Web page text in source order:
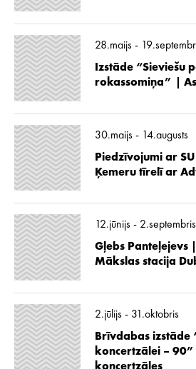
28.maijs -
Izstāde “Sieviešu
rokassomiņa” |
30.maijs - 14.augusts
Piedzīvojumi ar
Ķemeru tīrelī ar
12.jūnijs - 2.septembris
Gļebs Panteļejevs
Mākslas stacija
2.jūlijs - 31.oktobris
Brīvdabas izstāde
koncertzālei –